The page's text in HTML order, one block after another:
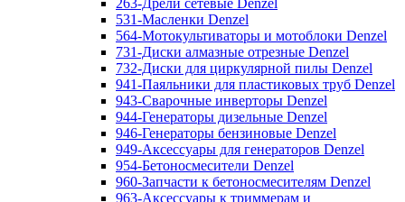
263-Дрели сетевые Denzel
531-Масленки Denzel
564-Мотокультиваторы и мотоблоки Denzel
731-Диски алмазные отрезные Denzel
732-Диски для циркулярной пилы Denzel
941-Паяльники для пластиковых труб Denzel
943-Сварочные инверторы Denzel
944-Генераторы дизельные Denzel
946-Генераторы бензиновые Denzel
949-Аксессуары для генераторов Denzel
954-Бетоносмесители Denzel
960-Запчасти к бетоносмесителям Denzel
963-Аксессуары к триммерам и